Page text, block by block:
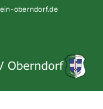
oberndorf.de